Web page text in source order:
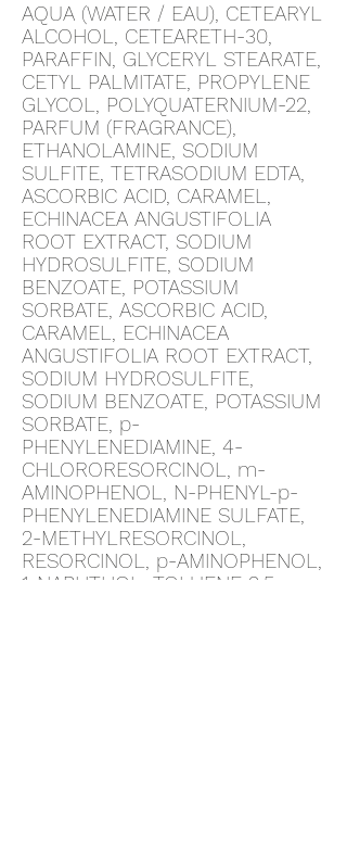
AQUA (WATER / EAU), CETEARYL
ALCOHOL, CETEARETH-30,
PARAFFIN, GLYCERYL STEARATE,
CETYL PALMITATE, PROPYLENE
GLYCOL, POLYQUATERNIUM-22,
PARFUM (FRAGRANCE),
ETHANOLAMINE, SODIUM
SULFITE, TETRASODIUM EDTA,
ASCORBIC ACID, CARAMEL,
ECHINACEA ANGUSTIFOLIA
ROOT EXTRACT, SODIUM
HYDROSULFITE, SODIUM
BENZOATE, POTASSIUM
SORBATE, ASCORBIC ACID,
CARAMEL, ECHINACEA
ANGUSTIFOLIA ROOT EXTRACT,
SODIUM HYDROSULFITE,
SODIUM BENZOATE, POTASSIUM
SORBATE, p-
PHENYLENEDIAMINE, 4-
CHLORORESORCINOL, m-
AMINOPHENOL, N-PHENYL-p-
PHENYLENEDIAMINE SULFATE,
2-METHYLRESORCINOL,
RESORCINOL, p-AMINOPHENOL,
1-NAPHTHOL, TOLUENE-2,5-